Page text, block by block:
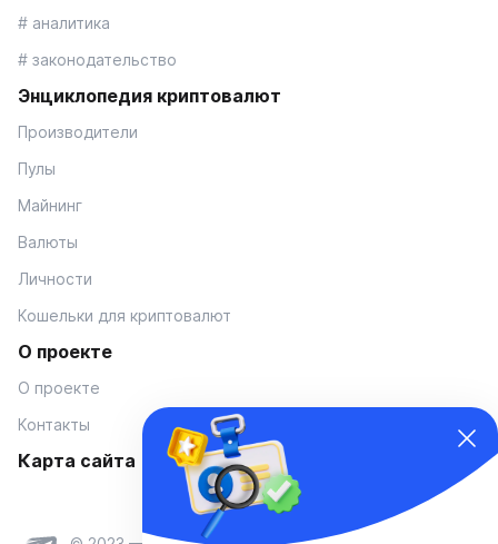
# аналитика
# законодательство
Энциклопедия криптовалют
Производители
Пулы
Майнинг
Валюты
Личности
Кошельки для криптовалют
О проекте
О проекте
Контакты
Карта сайта